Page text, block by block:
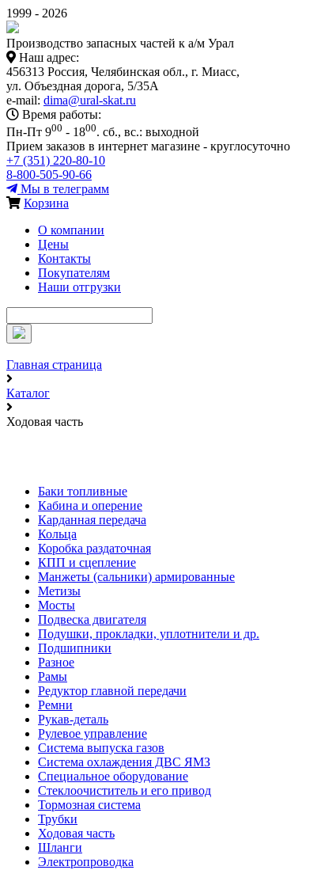
1999 - 2026
Производство запасных частей к а/м Урал
Наш адрес:
456313 Россия, Челябинская обл., г. Миасс,
ул. Объездная дорога, 5/35А
e-mail: dima@ural-skat.ru
Время работы:
Пн-Пт 900 - 1800. сб., вс.: выходной
Прием заказов в интернет магазине - круглосуточно
+7 (351) 220-80-10
8-800-505-90-66
Мы в телеграмм
Корзина
О компании
Цены
Контакты
Покупателям
Наши отгрузки
Главная страница
Каталог
Ходовая часть
Баки топливные
Кабина и оперение
Карданная передача
Кольца
Коробка раздаточная
КПП и сцепление
Манжеты (сальники) армированные
Метизы
Мосты
Подвеска двигателя
Подушки, прокладки, уплотнители и др.
Подшипники
Разное
Рамы
Редуктор главной передачи
Ремни
Рукав-деталь
Рулевое управление
Система выпуска газов
Система охлаждения ДВС ЯМЗ
Специальное оборудование
Стеклоочиститель и его привод
Тормозная система
Трубки
Ходовая часть
Шланги
Электропроводка